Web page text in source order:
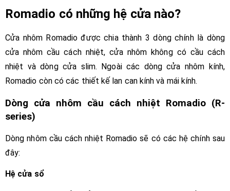
Romadio có những hệ cửa nào?
Cửa nhôm Romadio được chia thành 3 dòng chính là dòng
cửa nhôm cầu cách nhiệt, cửa nhôm không có cầu cách
nhiệt và dòng cửa slim. Ngoài các dòng cửa nhôm kính,
Romadio còn có các thiết kế lan can kính và mái kính.
Dòng cửa nhôm cầu cách nhiệt Romadio (R-
series)
Dòng nhôm cầu cách nhiệt Romadio sẽ có các hệ chính sau
đây:
Hệ cửa sổ